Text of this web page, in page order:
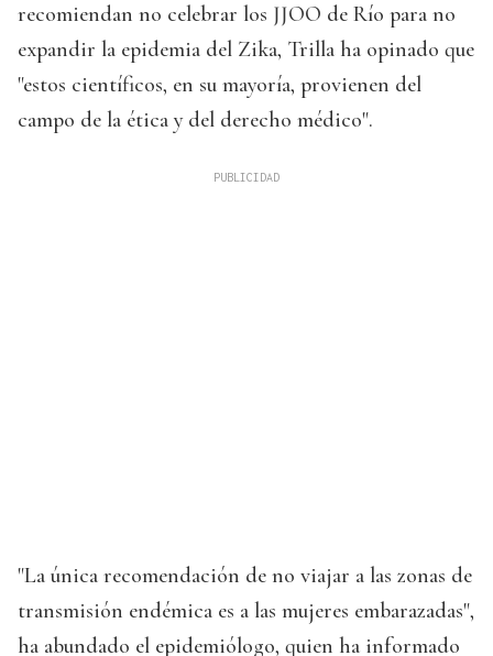
recomiendan no celebrar los JJOO de Río para no
expandir la epidemia del Zika, Trilla ha opinado que
"estos científicos, en su mayoría, provienen del
campo de la ética y del derecho médico".
"La única recomendación de no viajar a las zonas de
transmisión endémica es a las mujeres embarazadas",
ha abundado el epidemiólogo, quien ha informado